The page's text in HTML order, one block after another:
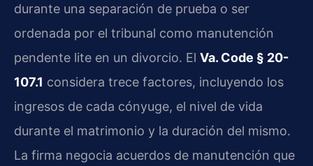
durante una separación de prueba o ser
ordenada por el tribunal como manutención
pendente lite en un divorcio. El Va. Code § 20-
107.1 considera trece factores, incluyendo los
ingresos de cada cónyuge, el nivel de vida
durante el matrimonio y la duración del mismo.
La firma negocia acuerdos de manutención que